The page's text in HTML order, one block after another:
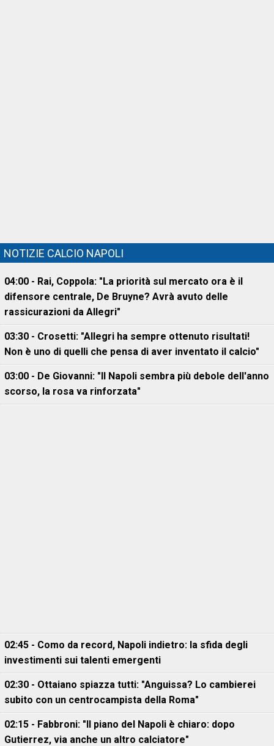
NOTIZIE CALCIO NAPOLI
04:00 - Rai, Coppola: "La priorità sul mercato ora è il
difensore centrale, De Bruyne? Avrà avuto delle
rassicurazioni da Allegri"
03:30 - Crosetti: "Allegri ha sempre ottenuto risultati!
Non è uno di quelli che pensa di aver inventato il calcio"
03:00 - De Giovanni: "Il Napoli sembra più debole dell'anno
scorso, la rosa va rinforzata"
02:45 - Como da record, Napoli indietro: la sfida degli
investimenti sui talenti emergenti
02:30 - Ottaiano spiazza tutti: "Anguissa? Lo cambierei
subito con un centrocampista della Roma"
02:15 - Fabbroni: "Il piano del Napoli è chiaro: dopo
Gutierrez, via anche un altro calciatore"